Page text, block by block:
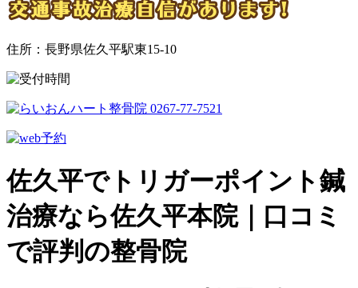
住所：長野県佐久平駅東15-10
佐久平でトリガーポイント鍼
治療なら佐久平本院｜口コミ
で評判の整骨院